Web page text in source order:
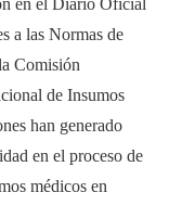
en el Diario Oficial
a las Normas de
Comisión
de Insumos
han generado
en el proceso de
médicos en